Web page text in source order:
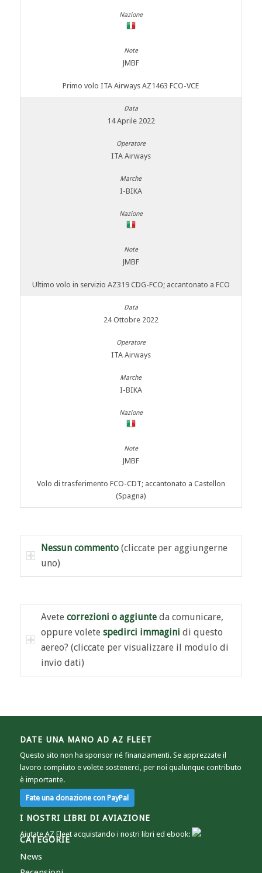
JMBF
Primo volo ITA Airways AZ1463 FCO-VCE
14 Aprile 2022
ITA Airways
I-BIKA
JMBF
Ultimo volo in servizio AZ319 CDG-FCO; accantonato a FCO
24 Ottobre 2022
ITA Airways
I-BIKA
JMBF
Volo di trasferimento FCO-CDT; accantonato a Castellon
(Spagna)
Nessun commento(cliccate per aggiungerne
uno)
Avete correzioni o aggiunteda comunicare,
oppure volete spedirci immagini di questo
aereo? (cliccate per visualizzare il modulo di
invio dati)
DATE UNA MANO AD AZ FLEET
Questo sito non ha sponsor né finanziamenti. Se apprezzate il
lavoro compiuto e volete sostenerci, per noi qualunque contributo
è importante.
I NOSTRI LIBRI DI AVIAZIONE
Aiutate AZ Fleet acquistando i nostri libri ed ebook:
CATEGORIE
News